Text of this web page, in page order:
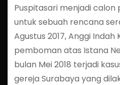
Puspitasari menjadi calon
untuk sebuah rencana
Agustus 2017, Anggi
pemboman atas Istana
bulan Mei 2018 terjadi
gereja Surabaya yang